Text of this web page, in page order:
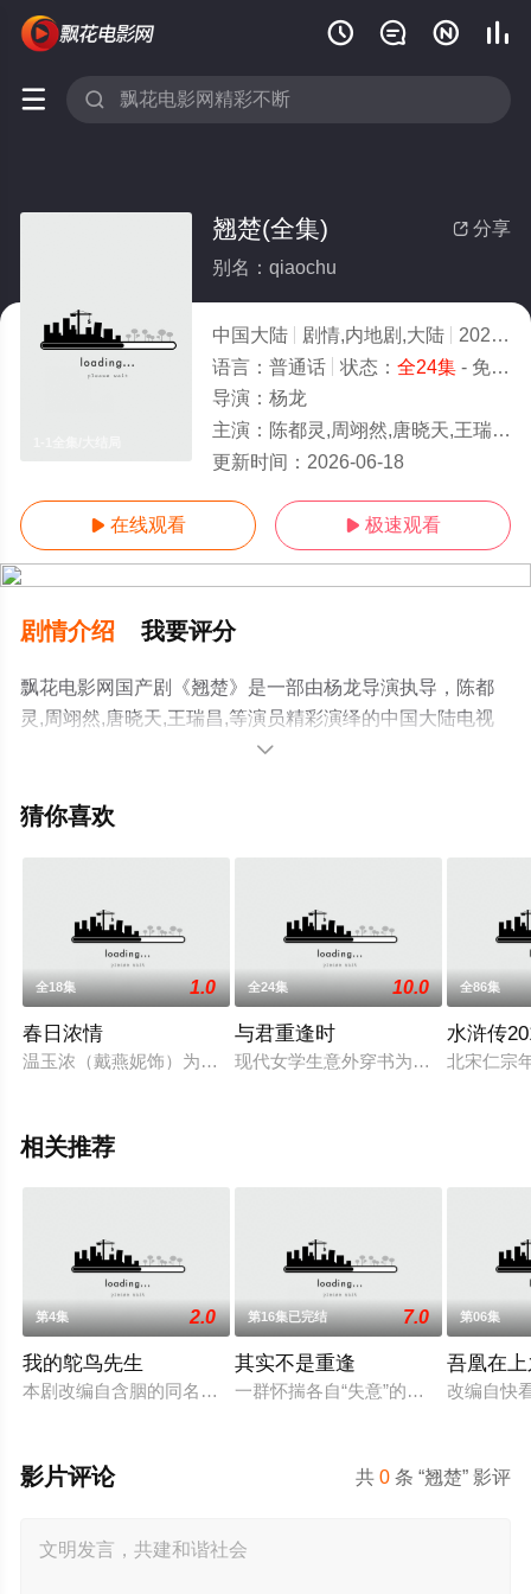
   
 
 分享
翘楚(全集)
别名：qiaochu
中国大陆 剧情,内地剧,大陆 2026
语言： 普通话 状态： 全24集- 免费在线观看
导演： 杨龙
主演： 陈都灵,周翊然,唐晓天,王瑞昌,
更新时间： 2026-06-18
 在线观看  极速观看
剧情介绍 我要评分
飘花电影网国产剧《翘楚》是一部由杨龙导演执导，陈都
灵,周翊然,唐晓天,王瑞昌,等演员精彩演绎的中国大陆电视
剧，大结局剧情已揭晓（1-1全集），手机免费观看高清无
步至豆瓣电视剧、电视猫或剧情网等平台了解。

猜你喜欢
全18集 1.0
春日浓情
温玉浓（戴燕妮饰）为查清温家灭门真相，假借身份进入秦家
全24集 10.0
与君重逢时
现代女学生意外穿书为古代小说的恶
全86集
水浒传
北宋仁宗
相关推荐
第4集 2.0
我的鸵鸟先生
本剧改编自含胭的同名小说，讲述了邻家女孩庞倩（苏晓彤 饰
第16集已完结 7.0
其实不是重逢
一群怀揣各自“失意”的年轻人，在沿
第06集
吾凰在
改编自快
共0 条 “翘楚” 影评
影片评论